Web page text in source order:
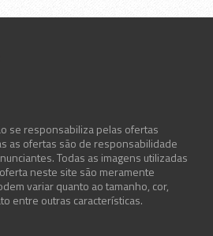
se responsabiliza pelas ofertas
as ofertas são de responsabilidade
Todas as imagens utilizadas
neste site são meramente
variar quanto ao tamanho, cor,
entre outras características.